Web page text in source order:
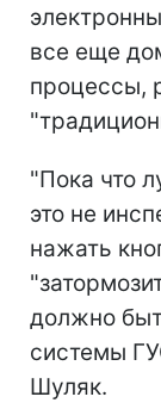
все еще
процессы,
"Пока что
это не
нажать
должно
системы
Шуляк.